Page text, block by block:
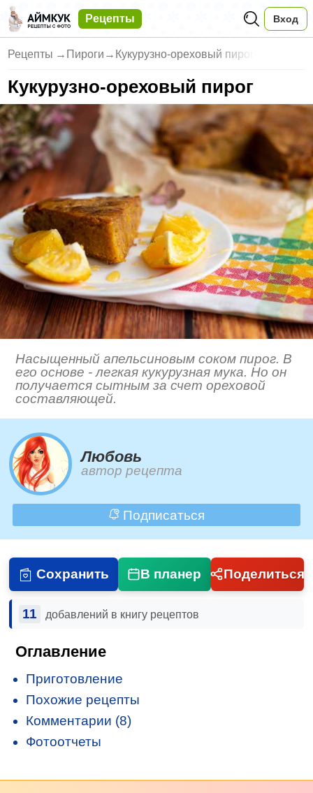
Рецепты Вход
Рецепты → Пироги → Кукурузно-ореховый пирог
Кукурузно-ореховый пирог
Насыщенный апельсиновым соком пирог. В
его основе - легкая кукурузная мука. Но он
получается сытным за счет ореховой
составляющей.
Любовь
автор рецепта
Подписаться
Сохранить В планер Поделиться
11 добавлений в книгу рецептов
Оглавление
Приготовление
Похожие рецепты
Комментарии (8)
Фотоотчеты